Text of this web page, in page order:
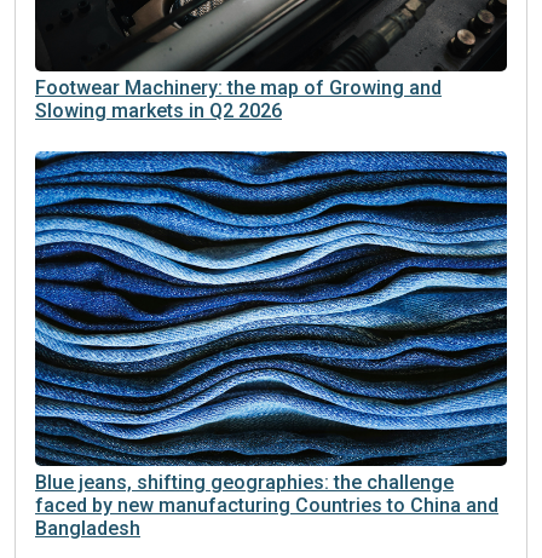
Footwear Machinery: the map of Growing and
Slowing markets in Q2 2026
Blue jeans, shifting geographies: the challenge
faced by new manufacturing Countries to China and
Bangladesh